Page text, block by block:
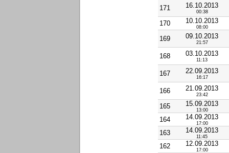
171 16.10.2013
00:38
170 10.10.2013
08:00
169 09.10.2013
21:57
168 03.10.2013
11:13
167 22.09.2013
16:17
166 21.09.2013
23:42
165 15.09.2013
13:00
164 14.09.2013
17:00
163 14.09.2013
11:45
162 12.09.2013
17:00